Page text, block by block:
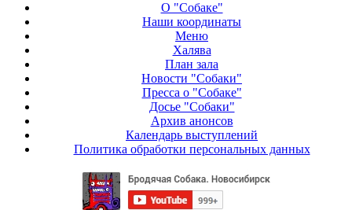
О "Собаке"
Наши координаты
Меню
Халява
План зала
Новости "Собаки"
Пресса о "Собаке"
Досье "Собаки"
Архив анонсов
Календарь выступлений
Политика обработки персональных данных